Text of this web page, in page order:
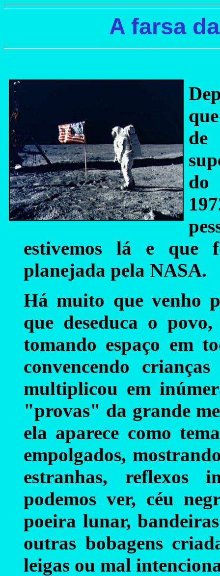
A farsa
do
estivemos lá e que
planejada pela NASA.
Há muito que venho
que deseduca o
tomando espaço em
convencendo
multiplicou em
"provas" da grande
ela aparece como
empolgados,
estranhas, reflexos
podemos ver, céu
poeira lunar,
outras bobagens
leigas ou mal